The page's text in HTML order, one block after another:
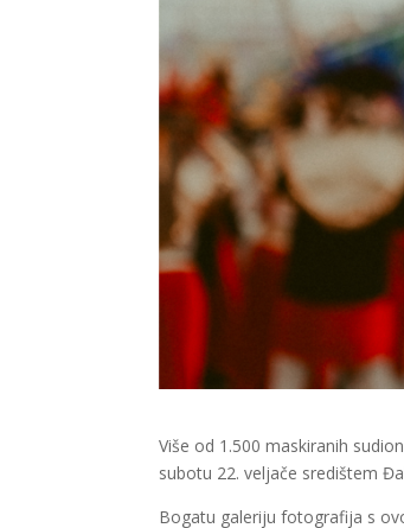
Više od 1.500 maskiranih
subotu 22. veljače središtem
Bogatu galeriju fotografija s